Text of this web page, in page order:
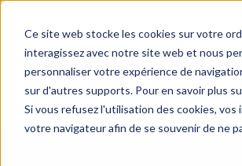
Ce site web stocke les cookies sur votre
interagissez avec notre site web et nous
personnaliser votre expérience de
sur d'autres supports. Pour en savoir plus
Si vous refusez l'utilisation des cookies,
votre navigateur afin de se souvenir de ne